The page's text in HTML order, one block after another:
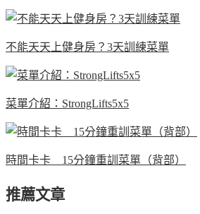
不能天天上健身房？3天訓練菜單
菜單介紹：StrongLifts5x5
時間卡卡 15分鐘重訓菜單（背部）
推薦文章